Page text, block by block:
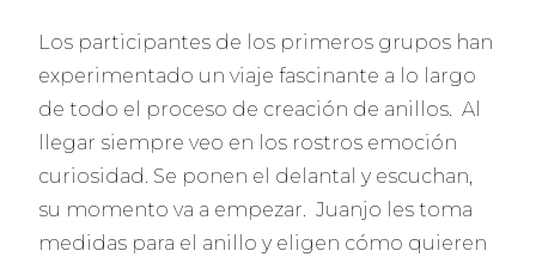
Los participantes de los primeros grupos han
experimentado un viaje fascinante a lo largo
de todo el proceso de creación de anillos. Al
llegar siempre veo en los rostros emoción
curiosidad. Se ponen el delantal y escuchan,
su momento va a empezar. Juanjo les toma
medidas para el anillo y eligen cómo quieren